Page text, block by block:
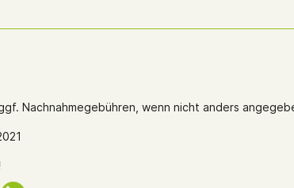
Nachnahmegebühren, wenn nicht anders